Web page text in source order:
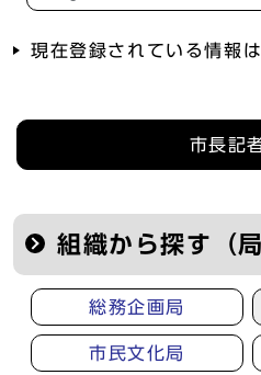
現在登録されている情報
市長記
組織から探す（
総務企画局
市民文化局